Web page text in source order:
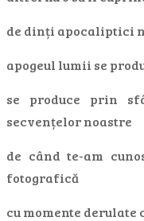
de dinți apocaliptici
apogeul lumii se
se produce prin
secvențelor noastre
de când te-am
fotografică
cu momente